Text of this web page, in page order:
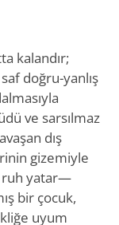
kalandır;
doğru-yanlış
ve sarsılmaz
dış
gizemiyle
ruh yatar—
bir çocuk,
uyum